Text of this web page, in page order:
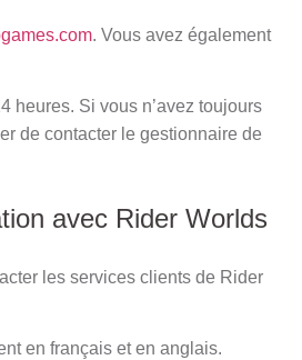
. Vous avez également
heures. Si vous n’avez toujours
de contacter le gestionnaire de
avec Rider Worlds
les services clients de Rider
en français et en anglais.